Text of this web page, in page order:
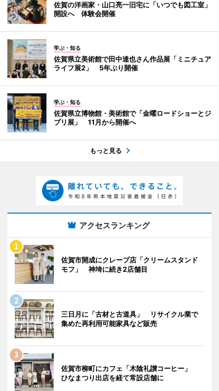
佐賀の洋画家・山口亮一旧宅に「いつでも図工室」
開設へ 体験会開催
学ぶ・知る
佐賀県立美術館で田中達也さん作品展「ミニチュア
ライフ展2」 5年ぶり開催
学ぶ・知る
佐賀県立博物館・美術館で「金曜ロードショーとジ
ブリ展」 11月から開催へ
もっと見る
アクセスランキング
佐賀市開成にクレープ店「クリームスタンド
モフ」 神埼に続き2店舗目
三日月に「古材と古道具」 リサイクル業で
集めた再利用可能家具など販売
佐賀市柳町にカフェ「木陰礼讃コーヒー」
ひなまつり出店を経て常設店舗に